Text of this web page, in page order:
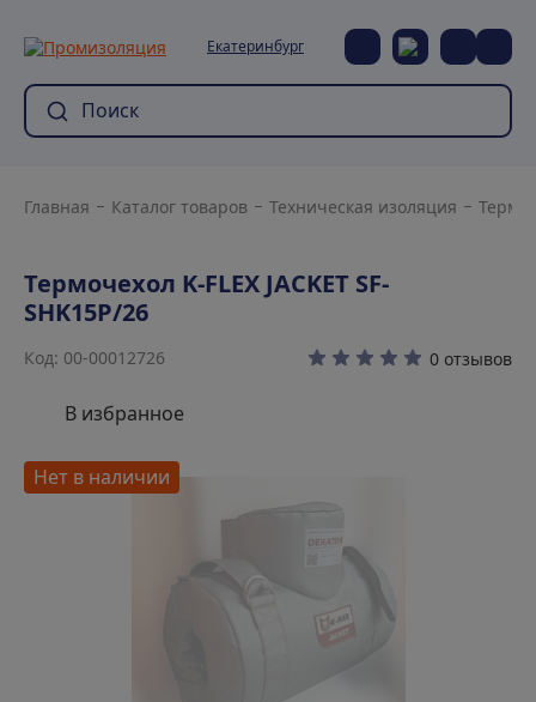
Екатеринбург
Главная Каталог товаров Техническая изоляция
Термочехол K-FLEX JACKET SF-
SHK15P/26
Код: 00-00012726 0 отзывов
В избранное
Нет в наличии